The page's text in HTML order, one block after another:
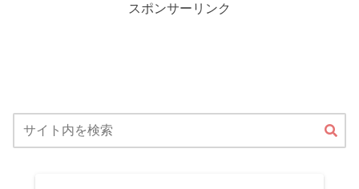
スポンサーリンク